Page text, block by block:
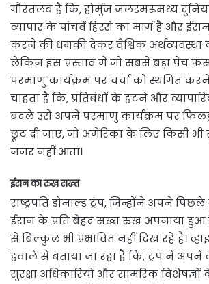
गौरतलब है कि, होर्मुज जलडमरूमध्य
व्यापार के पांचवें हिस्से का मार्ग है और
करने की धमकी देकर वैश्विक अर्थव्यवस्था
लेकिन इस प्रस्ताव में जो सबसे बड़ा पेच
परमाणु कार्यक्रम पर चर्चा को स्थगित
चाहता है कि, प्रतिबंधों के हटने और
बदले उसे अपने परमाणु कार्यक्रम पर
छूट दी जाए, जो अमेरिका के लिए किसी भी
नजर नहीं आता।
ईरान का रुख सख्त
राष्ट्रपति डोनाल्ड ट्रंप, जिन्होंने अपने
ईरान के प्रति बेहद सख्त रुख अपनाया हुआ
से बिल्कुल भी प्रभावित नहीं दिख रहे हैं।
हवाले से बताया जा रहा है कि, ट्रंप ने अपने
सुरक्षा अधिकारियों और सामरिक